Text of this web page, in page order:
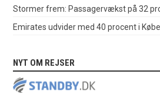
Stormer frem: Passagervækst på 32
Emirates udvider med 40 procent i
NYT OM REJSER